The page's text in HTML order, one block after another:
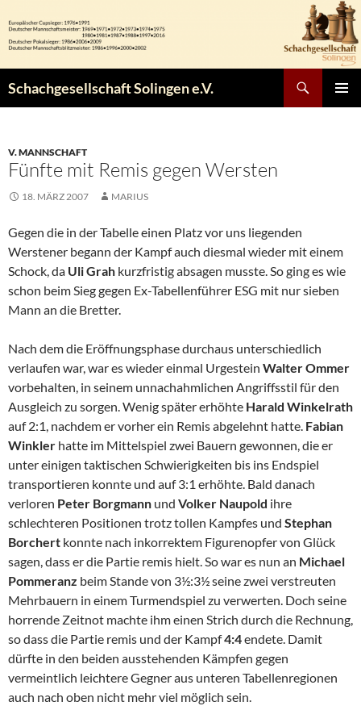
Inhalt
springen
Schachgesellschaft Solingen e.V.
V. MANNSCHAFT
Fünfte mit Remis gegen Wersten
18. MÄRZ 2007 MARIUS
Gegen die in der Tabelle einen Platz vor uns liegenden
Werstener begann der Kampf auch diesmal wieder mit einem
Schock, da Uli Grah kurzfristig absagen musste. So ging es wie
schon beim Sieg gegen Ex-Tabellenführer ESG mit nur sieben
Mann an die Bretter.
Nach dem die Eröffnungsphase durchaus unterschiedlich
verlaufen war, war es wieder einmal Urgestein Walter Ommer
vorbehalten, in seinem unnachahmlichen Angriffsstil für den
Ausgleich zu sorgen. Wenig später erhöhte Harald Winkelrath
auf 2:1, nachdem er vorher ein Remis abgelehnt hatte. Fabian
Winkler hatte im Mittelspiel zwei Bauern gewonnen, die er
unter einigen taktischen Schwierigkeiten bis ins Endspiel
transportieren konnte und auf 3:1 erhöhte. Bald danach
verloren Peter Borgmann und Volker Naupold ihre
schlechteren Positionen trotz tollen Kampfes und Stephan
Borchert konnte nach inkorrektem Figurenopfer von Glück
sagen, dass er die Partie remis hielt. So war es nun an Michael
Pommeranz beim Stande von 3½:3½ seine zwei verstreuten
Mehrbauern in einem Turmendspiel zu verwerten. Doch seine
horrende Zeitnot machte ihm einen Strich durch die Rechnung,
so dass die Partie remis und der Kampf4:4endete. Damit
dürfte in den beiden ausstehenden Kämpfen gegen
vermeintlich leichtere Gegner aus unteren Tabellenregionen
auch nach oben nicht mehr viel möglich sein.